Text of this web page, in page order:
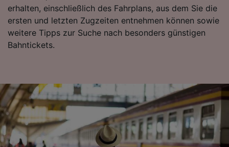
erhalten, einschließlich des Fahrplans, aus dem Sie die
ersten und letzten Zugzeiten entnehmen können sowie
weitere Tipps zur Suche nach besonders günstigen
Bahntickets.
Folgendes bereitzustellen:
Verwendung genauer Standortdaten.
Endgeräteeigenschaften zur Identifikation
aktiv abfragen. Speichern von oder Zugriff auf
Informationen auf einem Endgerät.
Inhalten, Zielgruppenforschung sowie
Entwicklung und Verbesserung von
Angeboten.
Liste der Partner (Lieferanten)